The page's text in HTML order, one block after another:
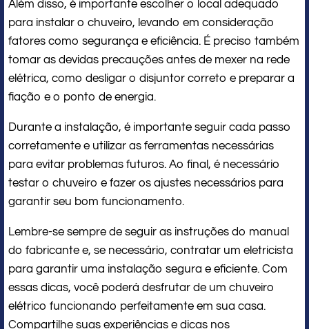
Além disso, é importante escolher o local adequado
para instalar o chuveiro, levando em consideração
fatores como segurança e eficiência. É preciso também
tomar as devidas precauções antes de mexer na rede
elétrica, como desligar o disjuntor correto e preparar a
fiação e o ponto de energia.
Durante a instalação, é importante seguir cada passo
corretamente e utilizar as ferramentas necessárias
para evitar problemas futuros. Ao final, é necessário
testar o chuveiro e fazer os ajustes necessários para
garantir seu bom funcionamento.
Lembre-se sempre de seguir as instruções do manual
do fabricante e, se necessário, contratar um eletricista
para garantir uma instalação segura e eficiente. Com
essas dicas, você poderá desfrutar de um chuveiro
elétrico funcionando perfeitamente em sua casa.
Compartilhe suas experiências e dicas nos